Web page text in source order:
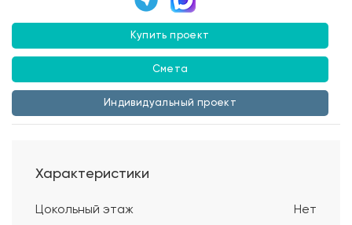
Купить проект
Смета
Индивидуальный проект
Характеристики
Цокольный этаж Нет